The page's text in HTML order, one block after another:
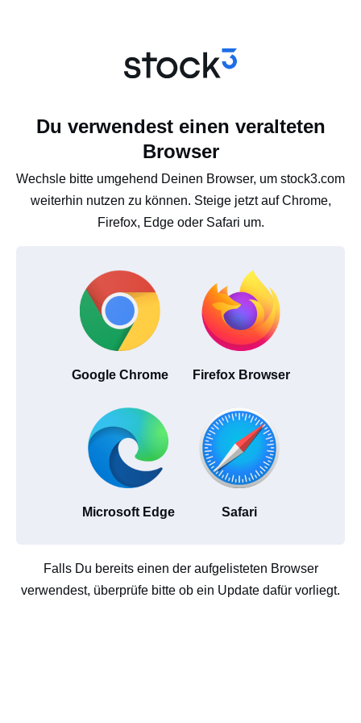
Du verwendest einen veralteten
Browser
Wechsle bitte umgehend Deinen Browser, um stock3.com
weiterhin nutzen zu können. Steige jetzt auf Chrome,
Firefox, Edge oder Safari um.
Google Chrome Firefox Browser
Microsoft Edge Safari
Falls Du bereits einen der aufgelisteten Browser
verwendest, überprüfe bitte ob ein Update dafür vorliegt.